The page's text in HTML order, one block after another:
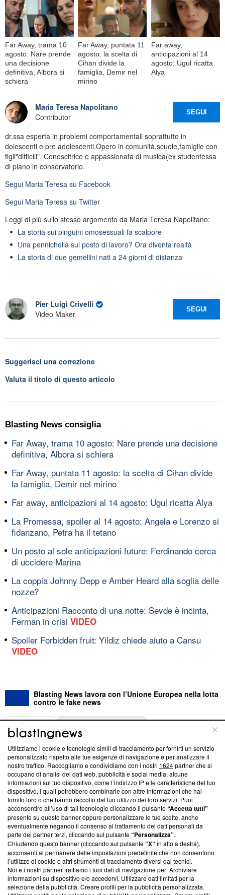
Far Away, trama 10
agosto: Nare prende
una decisione
definitiva, Albora si
schiera
Far Away, puntata 11
agosto: la scelta di
Cihan divide la
famiglia, Demir nel
mirino
Far away,
anticipazioni al 14
agosto: Ugul ricatta
Alya
Maria Teresa Napolitano
Contributor
SEGUI
dr.ssa esperta in problemi comportamentali soprattutto in
dolescenti e pre adolescenti.Opero in comunità,scuole,famiglie con
figli"difficili". Conoscitrice e appassionata di musica(ex studentessa
di piano in conservatorio.
Segui Maria Teresa su Facebook
Segui Maria Teresa su Twitter
Leggi di più sullo stesso argomento da Maria Teresa Napolitano:
La storia sui pinguini omosessuali fa scalpore
Una pennichella sul posto di lavoro? Ora diventa realtà
La storia di due gemellini nati a 24 giorni di distanza
Pier Luigi Crivelli
Video Maker
SEGUI
Suggerisci una correzione
Valuta il titolo di questo articolo
Blasting News consiglia
Far Away, trama 10 agosto: Nare prende una decisione
definitiva, Albora si schiera
Far Away, puntata 11 agosto: la scelta di Cihan divide
la famiglia, Demir nel mirino
Far away, anticipazioni al 14 agosto: Ugul ricatta Alya
La Promessa, spoiler al 14 agosto: Angela e Lorenzo si
fidanzano, Petra ha il tetano
Un posto al sole anticipazioni future: Ferdinando cerca
di uccidere Marina
La coppia Johnny Depp e Amber Heard alla soglia delle
nozze?
Anticipazioni Racconto di una notte: Sevde è incinta,
Ferman in crisi VIDEO
Spoiler Forbidden fruit: Yildiz chiede aiuto a Cansu
VIDEO
Blasting News lavora con l’Unione Europea nella lotta
contro le fake news
ABOUT
Questa sezione offre informazioni trasparenti su Blasting
News, sui nostri processi editoriali e su come ci impegniamo a
creare news di qualità. Inoltre, afferma la nostra aderenza a
‘Trust Project - News with Integrity’Blasting News non è
ancora membro del programma, ma ha richiesto di farne
parte; Trust Project non ha ancora effettuato una verifica di
conformità agli standard.
Su di noi
Team editoriale
Corporate
Redazione
Utilizziamo i cookie e tecnologie simili di tracciamento per fornirti un servizio
personalizzato rispetto alle tue esigenze di navigazione e per analizzare il
nostro traffico. Raccogliamo e condividiamo con i nostri 1624partner che si
occupano di analisi dei dati web, pubblicità e social media, alcune
informazioni sul tuo dispositivo, come l’indirizzo IP e le caratteristiche del tuo
dispositivo, i quali potrebbero combinarle con altre informazioni che hai
fornito loro o che hanno raccolto dal tuo utilizzo dei loro servizi. Puoi
acconsentire all’uso di tali tecnologie cliccando il pulsante“Accetta tutti”
presente su questo banner oppure personalizzare le tue scelte, anche
eventualmente negando il consenso al trattamento dei dati personali da
parte dei partner terzi, cliccando sul pulsante“Personalizza”.
Chiudendo questo banner (cliccando sul pulsante“X”in alto a destra),
acconsenti al permanere delle impostazioni predefinite che non consentono
l’utilizzo di cookie o altri strumenti di tracciamento diversi dai tecnici.
Noi e i nostri partner trattiamo i tuoi dati di navigazione per: Archiviare
informazioni su dispositivo e/o accedervi. Utilizzare dati limitati per la
selezione della pubblicità. Creare profili per la pubblicità personalizzata.